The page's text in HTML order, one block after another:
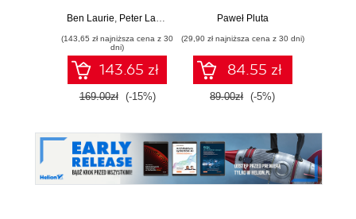
3rd Edition
Ben Laurie Peter Laurie
(143,65 zł najniższa cena z 30
dni)
143.65 zł
169.00zł (-15%)
rzeczywistym
Paweł Pluta
(29,90 zł najniższa cena z 30 dni)
84.55 zł
89.00zł (-5%)